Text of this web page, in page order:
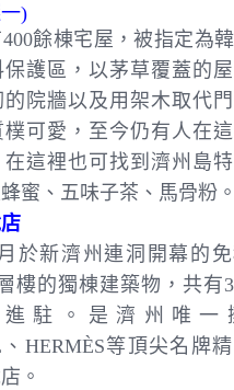
)
餘棟宅屋，被指定為
保護區，以茅草覆蓋的屋
院牆以及用架木取代
樸可愛，至今仍有人在
在這裡也可找到濟州島
蜜、五味子茶、馬骨粉。
於新濟州連洞開幕的
樓的獨棟建築物，共有
駐。是濟州唯一
HERMÈS等頂尖名牌
。